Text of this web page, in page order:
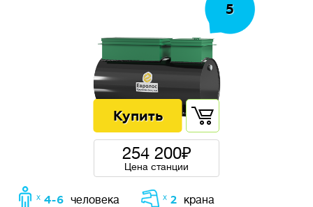
5
254 200
Цена станции
ᕁ 4-6 человека ᕁ 2 крана
Накопительные
(выгребные ямы, герметичные
резервуары) — накопление
сточных вод без очистки,
требует регулярной откачки
ассенизаторской машиной.
— сточных воды осаждаются